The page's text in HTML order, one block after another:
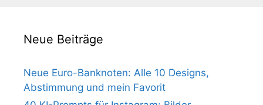
Neue Beiträge
Neue Euro-Banknoten: Alle 10 Designs,
Abstimmung und mein Favorit